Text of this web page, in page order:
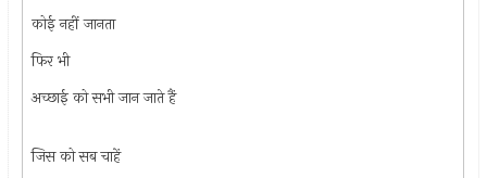
कोई नहीं जानता
फिर भी
अच्छाई को सभी जान जाते हैं
जिस को सब चाहें